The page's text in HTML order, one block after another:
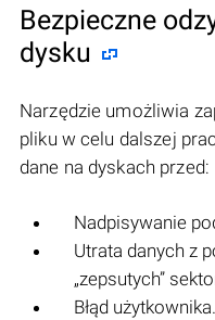
Bezpieczne
dysku
Narzędzie umożliwia
pliku w celu dalszej
dane na dyskach przed:
Nadpisywanie
Utrata danych z
„zepsutych”
Błąd użytkownika.